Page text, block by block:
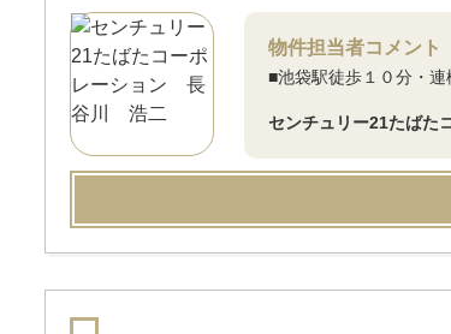
物件担当者コメント
■池袋駅徒歩１０分・
センチュリー21たば